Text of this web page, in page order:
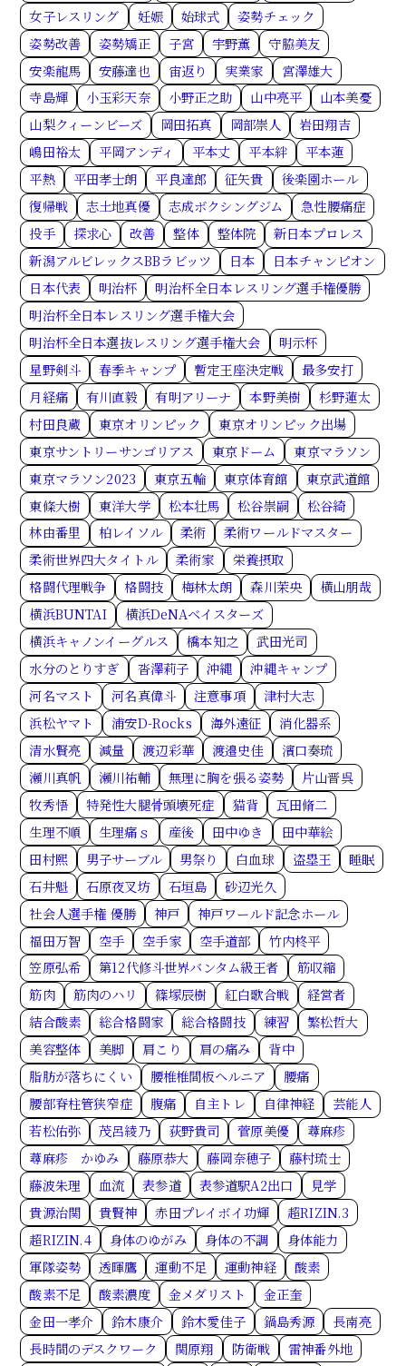
女子レスリング
妊娠 始球式
姿勢チェック
姿勢改善
姿勢矯正 子宮 宇野薫
守脇美友
安楽龍馬
安藤達也 宙返り 実業家
宮澤雄大
寺島輝
小玉彩天奈 小野正之助 山中亮平
山本美憂
山梨クィーンビーズ
岡田拓真 岡部崇人
岩田翔吉
嶋田裕太
平岡アンディ 平本丈 平本絆
平本蓮
平熱
平田孝士朗 平良達郎 征矢貴
後楽園ホール
復帰戦
志土地真優 志成ボクシングジム
急性腰痛症
投手
探求心 改善 整体 整体院
新日本プロレス
新潟アルビレックスBBラビッツ
日本
日本チャンピオン
日本代表
明治杯
明治杯全日本レスリング選手権優勝
明治杯全日本レスリング選手権大会
明治杯全日本選抜レスリング選手権大会
明示杯
星野剣斗
春季キャンプ 暫定王座決定戦
最多安打
月経痛
有川直毅 有明アリーナ 本野美樹
杉野蓮太
村田良蔵
東京オリンピック
東京オリンピック出場
東京サントリーサンゴリアス
東京ドーム
東京マラソン
東京マラソン2023
東京五輪 東京体育館
東京武道館
東條大樹
東洋大学 松本壮馬 松谷崇嗣
松谷綺
林由番里
柏レイソル 柔術
柔術ワールドマスター
柔術世界四大タイトル
柔術家
栄養摂取
格闘代理戦争
格闘技 梅林太朗 森川茉央
横山朋哉
横浜BUNTAI
横浜DeNAベイスターズ
横浜キャノンイーグルス
橋本知之
武田光司
水分のとりすぎ
沓澤莉子 沖縄
沖縄キャンプ
河名マスト
河名真偉斗 注意事項
津村大志
浜松ヤマト
浦安D-Rocks 海外遠征
消化器系
清水賢亮
減量 渡辺彩華 渡邉史佳
濱口奏琉
瀬川真帆
瀬川祐輔 無理に胸を張る姿勢
片山晋呉
牧秀悟
特発性大腿骨頭壊死症 猫背
瓦田脩二
生理不順
生理痛ｓ 産後 田中ゆき
田中華絵
田村熙
男子サーブル 男祭り 白血球 盗塁王
睡眠
石井魁
石原夜叉坊 石垣島
砂辺光久
社会人選手権 優勝
神戸
神戸ワールド記念ホール
福田万智
空手 空手家 空手道部
竹内柊平
笠原弘希
第12代修斗世界バンタム級王者
筋収縮
筋肉
筋肉のハリ 篠塚辰樹 紅白歌合戦
経営者
結合酸素
総合格闘家 総合格闘技 練習
繁松哲大
美容整体
美脚 肩こり 肩の痛み
背中
脂肪が落ちにくい
腰椎椎間板ヘルニア
腰痛
腰部脊柱管狭窄症
腹痛 自主トレ 自律神経
芸能人
若松佑弥
茂呂綾乃 荻野貴司 菅原美優
蕁麻疹
蕁麻疹 かゆみ
藤原恭大 藤岡奈穂子
藤村琉士
藤波朱理
血流 表参道 表参道駅A2出口
見学
貴源治関
貴賢神 赤田プレイボイ功輝
超RIZIN.3
超RIZIN.4
身体のゆがみ 身体の不調
身体能力
軍隊姿勢
透暉鷹 運動不足 運動神経
酸素
酸素不足
酸素濃度 金メダリスト
金正奎
金田一孝介
鈴木康介 鈴木愛佳子 鍋島秀源
長南亮
長時間のデスクワーク
関原翔 防衛戦 雷神番外地